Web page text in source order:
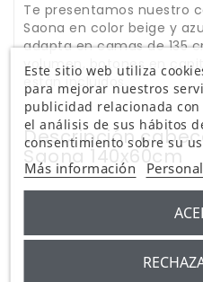
Te presentamos nuestro
Saona en color beige y
adapta en camas de 135
volumen, botones en
están incluidos.
Descripción
Saona 140x60cm
Se trata de un cabecero
Este sitio web utiliza
para mejorar nuestros
publicidad relacionada
el análisis de sus hábitos
consentimiento sobre su
Más información